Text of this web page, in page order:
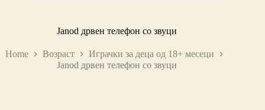
Janod дрвен телефон со звуци
Home Возраст
Играчки за деца од 18+ месеци
Janod дрвен телефон со звуци